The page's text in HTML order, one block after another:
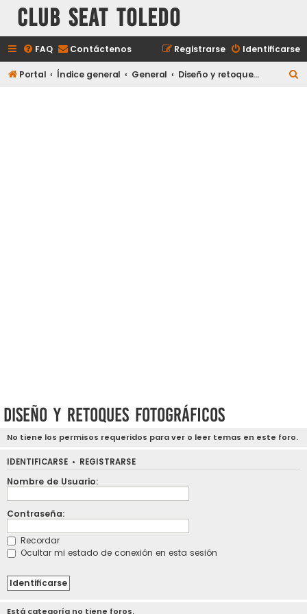
Club Seat Toledo
FAQ Contáctenos Identificarse
Registrarse
Portal Índice general General Diseño y retoques fotográficos
Diseño y retoques fotográficos
No tiene los permisos requeridos para ver o leer temas en este foro.
IDENTIFICARSE • REGISTRARSE
Nombre de Usuario:
Contraseña:
Recordar
Ocultar mi estado de conexión en esta sesión
Está categoría no tiene foros.